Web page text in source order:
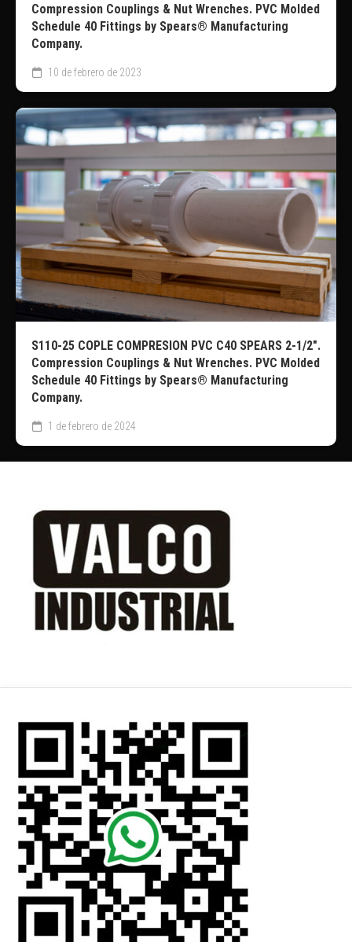
Compression Couplings & Nut Wrenches. PVC Molded
Schedule 40 Fittings by Spears® Manufacturing
Company.
10 de febrero de 2023
S110-25 COPLE COMPRESION PVC C40 SPEARS 2-1/2″.
Compression Couplings & Nut Wrenches. PVC Molded
Schedule 40 Fittings by Spears® Manufacturing
Company.
1 de febrero de 2024